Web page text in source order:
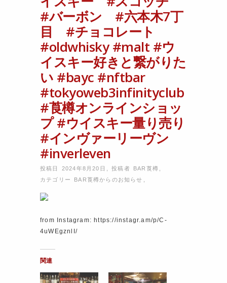
#バーボン #六本木7丁
目 #チョコレート
#oldwhisky #malt #ウ
イスキー好きと繋がりた
い #bayc #nftbar
#tokyoweb3infinityclub
#莨樽オンラインショッ
プ #ウイスキー量り売り
#インヴァーリーヴン
#inverleven
投稿日 2024年8月20日 ,投稿者 BAR莨樽
カテゴリー BAR莨樽からのお知らせ
from Instagram: https://instagr.am/p/C-
4uWEgznlI/
関連